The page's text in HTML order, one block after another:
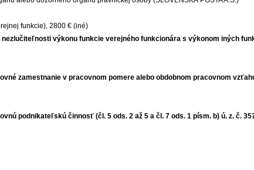
funkcie), 2800 € (iné)
výkonu funkcie verejného funkcionára s výkonom iných
zamestnanie v pracovnom pomere alebo obdobnom pracovnom
podnikateľskú činnosť (čl. 5 ods. 2 až 5 a čl. 7 ods. 1 písm. b) ú. z. č.